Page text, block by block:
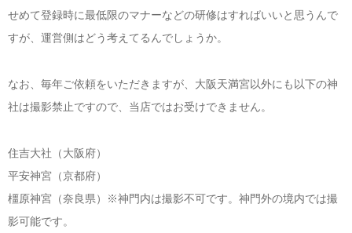
せめて登録時に最低限のマナーなどの研修はすればいいと思うんで
すが、運営側はどう考えてるんでしょうか。
なお、毎年ご依頼をいただきますが、大阪天満宮以外にも以下の神
社は撮影禁止ですので、当店ではお受けできません。
住吉大社（大阪府）
平安神宮（京都府）
橿原神宮（奈良県）※神門内は撮影不可です。神門外の境内では撮
影可能です。